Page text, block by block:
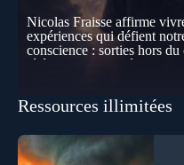
Nicolas Fraisse affirme
expériences qui défient
conscience : sorties hors
télépathie spontanée…
les pensées d’autrui ? Que
disparaître ? Au fil de cet échange, Nicolas raconte ses
expériences les plus
Ressources illimitées